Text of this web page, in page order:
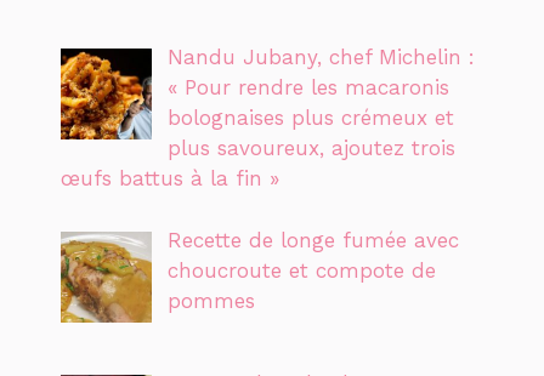
Nandu Jubany, chef Michelin :
« Pour rendre les macaronis
bolognaises plus crémeux et
plus savoureux, ajoutez trois
œufs battus à la fin »
Recette de longe fumée avec
choucroute et compote de
pommes